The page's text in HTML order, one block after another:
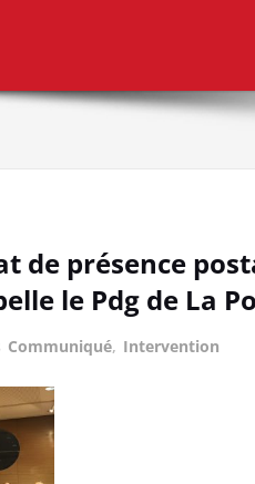
de présence
le Pdg de La
Communiqué, Intervention